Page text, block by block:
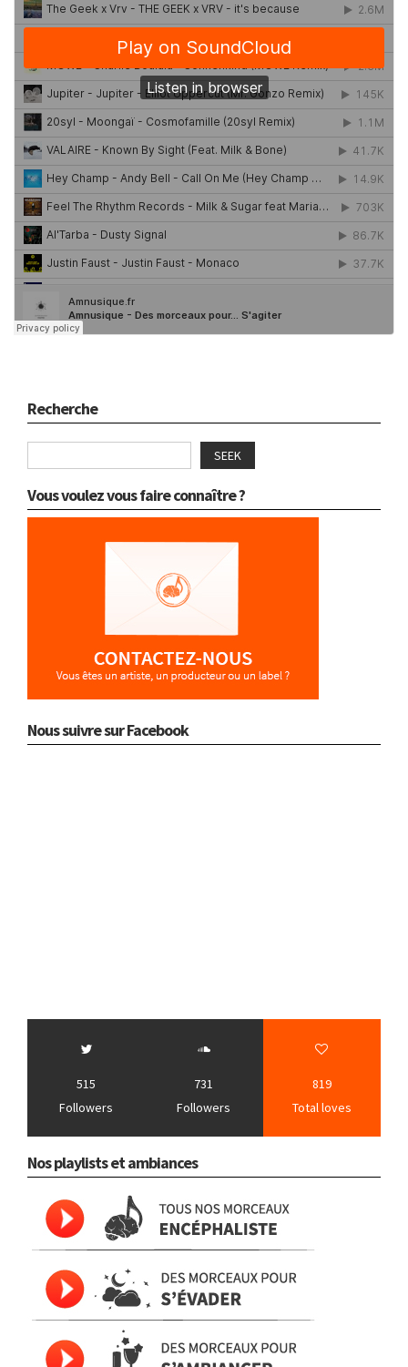
Recherche
SEEK
Vous voulez vous faire connaître ?
Nous suivre sur Facebook
515
Followers
731
Followers
819
Total loves
Nos playlists et ambiances